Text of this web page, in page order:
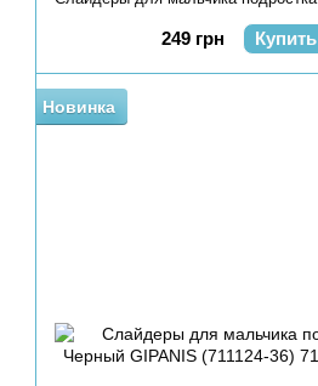
249 грн Купить
Новинка